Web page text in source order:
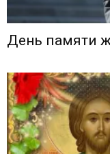
День памяти